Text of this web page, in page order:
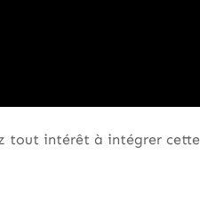
tout intérêt à intégrer cette